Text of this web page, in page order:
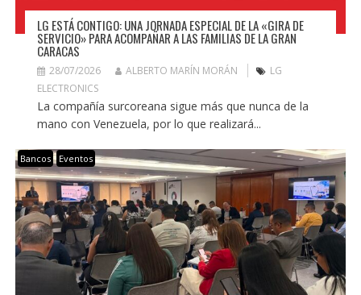
LG ESTÁ CONTIGO: UNA JORNADA ESPECIAL DE LA «GIRA DE
SERVICIO» PARA ACOMPAÑAR A LAS FAMILIAS DE LA GRAN
CARACAS
28/07/2026 ALBERTO MARÍN MORÁN
LG
ELECTRONICS
La compañía surcoreana sigue más que nunca de la
mano con Venezuela, por lo que realizará...
Bancos Eventos